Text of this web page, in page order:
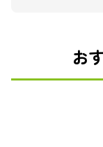
お